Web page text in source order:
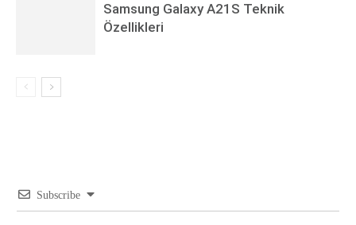
Samsung Galaxy A21S Teknik
Özellikleri
Subscribe